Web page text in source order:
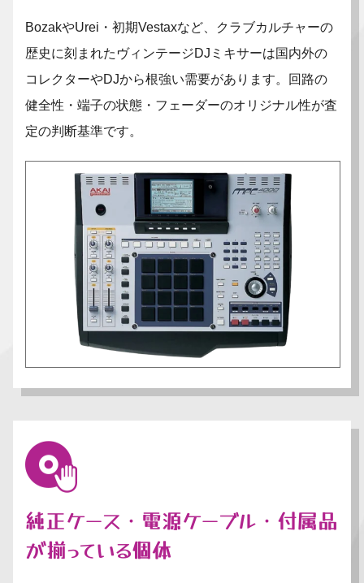
BozakやUrei・初期Vestaxなど、クラブカルチャーの
歴史に刻まれたヴィンテージDJミキサーは国内外の
コレクターやDJから根強い需要があります。回路の
健全性・端子の状態・フェーダーのオリジナル性が査
定の判断基準です。
純正ケース・電源ケーブル・付属品
が揃っている個体